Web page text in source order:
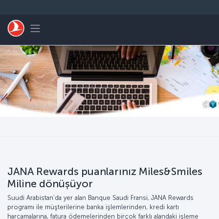
Toggle navigation
JANA Rewards puanlarınız Miles&Smiles
Miline dönüşüyor
Suudi Arabistan’da yer alan Banque Saudi Fransi, JANA Rewards
programı ile müşterilerine banka işlemlerinden, kredi kartı
harcamalarına, fatura ödemelerinden birçok farklı alandaki işleme